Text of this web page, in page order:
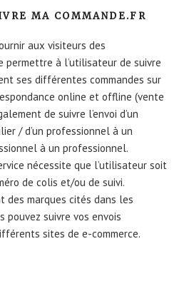
MA COMMANDE.FR
aux visiteurs des
permettre à l’utilisateur de suivre
ses différentes commandes sur
online et offline (vente
de suivre l’envoi d’un
/ d’un professionnel à un
à un professionnel.
nécessite que l’utilisateur soit
de colis et/ou de suivi.
des marques cités dans les
pouvez suivre vos envois
sites de e-commerce.